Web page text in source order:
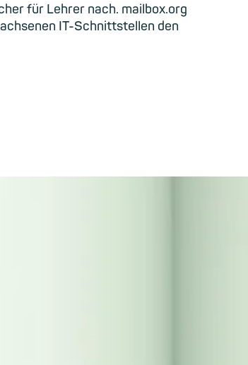
für Lehrer nach. mailbox.org
IT-Schnittstellen den